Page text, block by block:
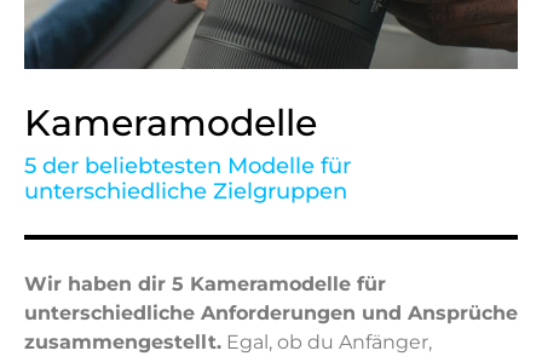
Kameramodelle
5 der beliebtesten Modelle für
unterschiedliche Zielgruppen
Wir haben dir 5 Kameramodelle für
unterschiedliche Anforderungen und Ansprüche
zusammengestellt. Egal, ob du Anfänger,